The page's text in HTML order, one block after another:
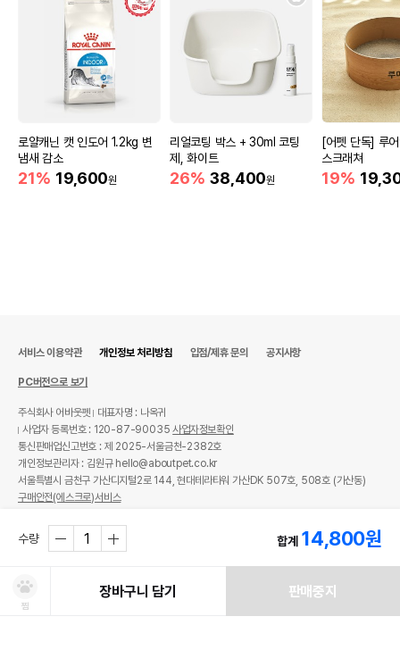
로얄캐닌 캣 인도어 1.2kg 변
냄새 감소
21% 19,600원
리얼코팅 박스 + 30ml 코팅
제, 화이트
26% 38,400원
[어펫 단독] 루
스크래쳐
19%
수량 합계 14,800원
찜
장바구니 담기 판매중지
서비스 이용약관 개인정보 처리방침 입점/제휴 문의 공지사항
PC버전으로 보기
주식회사 어바웃펫
대표자명 : 나옥귀
사업자 등록번호 : 120-87-90035사업자정보확인
통신판매업신고번호 : 제 2025-서울금천-2382호
개인정보관리자 : 김원규 hello@aboutpet.co.kr
서울특별시 금천구 가산디지털2로 144, 현대테라타워 가산DK 507호, 508호 (가산동)
구매안전(에스크로)서비스